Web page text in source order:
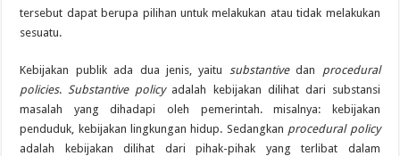
tersebut dapat berupa pilihan untuk melakukan atau tidak melakukan
sesuatu.
Kebijakan publik ada dua jenis, yaitu substantivedan procedural
policies.Substantive policyadalah kebijakan dilihat dari substansi
masalah yang dihadapi oleh pemerintah. misalnya: kebijakan
penduduk, kebijakan lingkungan hidup. Sedangkan procedural policy
adalah kebijakan dilihat dari pihak-pihak yang terlibat dalam